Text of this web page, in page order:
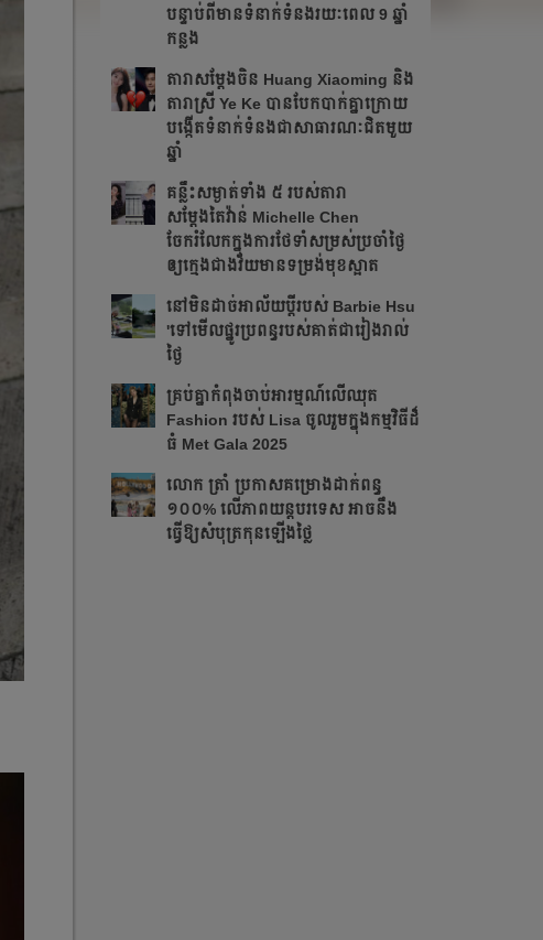
បន្ទាប់ពីមានទំនាក់ទំនងរយៈពេល 9 ឆ្នាំ
កន្លង
តារាសម្ដែងចិន Huang Xiaoming និង
តារាស្រី Ye Ke បានបែកបាក់គ្នាក្រោយ
បង្កើតទំនាក់ទំនងជាសាធារណៈជិតមួយ
ឆ្នាំ
គន្លឹះសម្ងាត់ទាំង ៥ របស់តារា
សម្តែងតៃវ៉ាន់ Michelle Chen
ចែករំលែកក្នុងការថែទាំសម្រស់ប្រចាំថ្ងៃ
ឲ្យក្មេងជាងវ័យមានទម្រង់មុខស្អាត
នៅមិនដាច់អាល័យប្តីរបស់ Barbie Hsu
'ទៅមើលផ្នូរប្រពន្ធរបស់គាត់ជារៀងរាល់
ថ្ងៃ
គ្រប់គ្នាកំពុងចាប់អារម្មណ៍លើឈុត
Fashion របស់ Lisa ចូលរួមក្នុងកម្មវិធីដ៏
ធំ Met Gala 2025
លោក ត្រាំ ប្រកាសគម្រោងដាក់ពន្ធ
១០០% លើភាពយន្តបរទេស អាចនឹង
ធ្វើឱ្យសំបុត្រកុនឡើងថ្លៃ